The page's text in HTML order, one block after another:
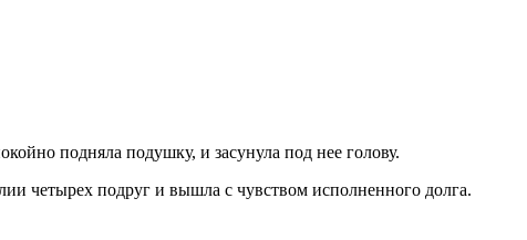
подняла подушку, и засунула под нее голову.
четырех подруг и вышла с чувством исполненного долга.